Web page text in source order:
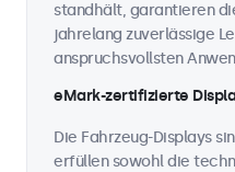
standhält, garantieren
jahrelang zuverlässige
anspruchsvollsten
eMark-zertifizierte
Die Fahrzeug-Displays
erfüllen sowohl die